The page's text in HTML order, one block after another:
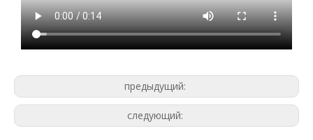
предыдущий:
следующий: